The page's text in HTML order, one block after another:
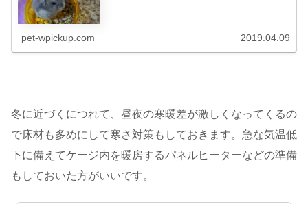
pet-wpickup.com 2019.04.09
冬に近づくにつれて、昼夜の寒暖差が激しくなってくるの
で床材も多めにして寒さ対策もしておきます。急な気温低
下に備えてケージ内を暖房するパネルヒーターなどの準備
もしておいた方がいいです。